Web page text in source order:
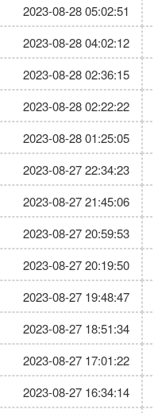
2023-08-28 05:02:51
2023-08-28 04:02:12
2023-08-28 02:36:15
2023-08-28 02:22:22
2023-08-28 01:25:05
2023-08-27 22:34:23
2023-08-27 21:45:06
2023-08-27 20:59:53
2023-08-27 20:19:50
2023-08-27 19:48:47
2023-08-27 18:51:34
2023-08-27 17:01:22
2023-08-27 16:34:14